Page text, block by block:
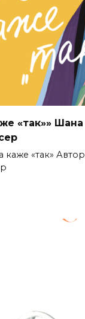
«так»» Шана
каже «так»